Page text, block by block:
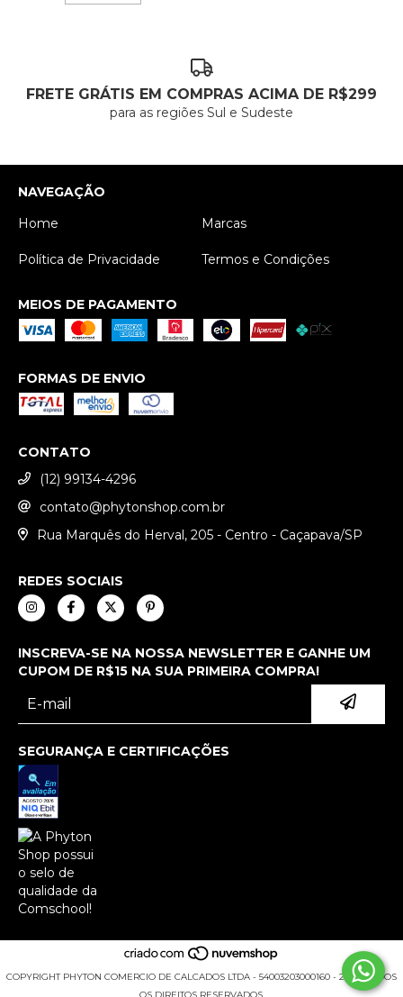
FRETE GRÁTIS EM COMPRAS ACIMA DE R$299
para as regiões Sul e Sudeste
NAVEGAÇÃO
Home
Marcas
Política de Privacidade Termos e Condições
MEIOS DE PAGAMENTO
FORMAS DE ENVIO
CONTATO
(12) 99134-4296
contato@phytonshop.com.br
Rua Marquês do Herval, 205 - Centro - Caçapava/SP
REDES SOCIAIS
INSCREVA-SE NA NOSSA NEWSLETTER E GANHE UM
CUPOM DE R$15 NA SUA PRIMEIRA COMPRA!
SEGURANÇA E CERTIFICAÇÕES
COPYRIGHT PHYTON COMERCIO DE CALCADOS LTDA - 54003203000160 - 2026. TODOS